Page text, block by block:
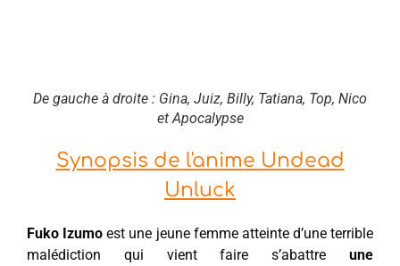
De gauche à droite : Gina, Juiz, Billy, Tatiana, Top, Nico
et Apocalypse
Synopsis de l'anime Undead
Unluck
Fuko Izumo est une jeune femme atteinte d’une terrible
malédiction qui vient faire s’abattre une